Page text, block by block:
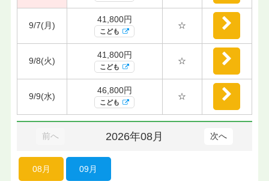
9/7(月)
41,800円
こども
☆
9/8(火)
41,800円
こども
☆
9/9(水)
46,800円
こども
☆
前へ 2026年08月 次へ
08月 09月